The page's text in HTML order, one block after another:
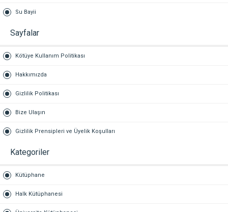
Su Bayii
Sayfalar
Kötüye Kullanım Politikası
Hakkımızda
Gizlilik Politikası
Bize Ulaşın
Gizlilik Prensipleri ve Üyelik Koşulları
Kategoriler
Kütüphane
Halk Kütüphanesi